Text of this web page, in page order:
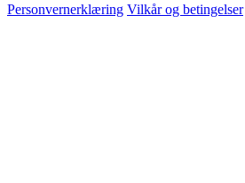
Personvernerklæring Vilkår og betingelser